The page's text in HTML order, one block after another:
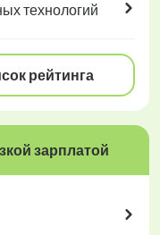
технологий
рейтинга
зарплатой